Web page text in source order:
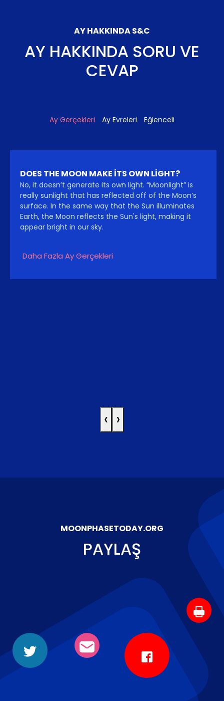
AY HAKKINDA S&C
AY HAKKINDA SORU VE
CEVAP
Ay Gerçekleri Ay Evreleri Eğlenceli
DOES THE MOON MAKE ITS OWN LIGHT?
No, it doesn’t generate its own light. “Moonlight” is
really sunlight that has reflected off of the Moon’s
surface. In the same way that the Sun illuminates
Earth, the Moon reflects the Sun's light, making it
appear bright in our sky.
Daha Fazla Ay Gerçekleri
‹ ›
MOONPHASETODAY.ORG
PAYLAŞ